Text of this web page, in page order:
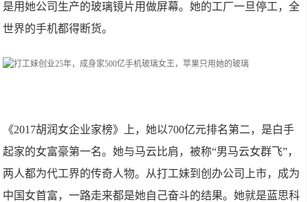
是用她公司生产的玻璃镜片用做屏幕。她的工厂一旦停工，全
世界的手机都得断货。
《2017胡润女企业家榜》上，她以700亿元排名第二，是白手
起家的女富豪第一名。她与马云比肩，被称“男马云女群飞”，
两人都为代工界的传奇人物。从打工妹到创办公司上市，成为
中国女首富，一路走来都是她自己奋斗的结果。她就是蓝思科